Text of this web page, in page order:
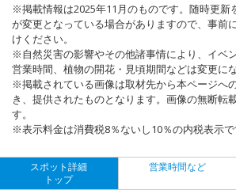
※掲載情報は2025年11月のものです。随時更新
が変更となっている場合がありますので、事前
けください。
※自然災害の影響やその他諸事情により、イベ
営業時間、植物の開花・見頃期間などは変更に
※掲載されている画像は取材先から本ページへ
き、提供されたものとなります。画像の無断転
す。
※表示料金は消費税8％ないし10％の内税表示で
スポット詳細
トップ
営業時間など